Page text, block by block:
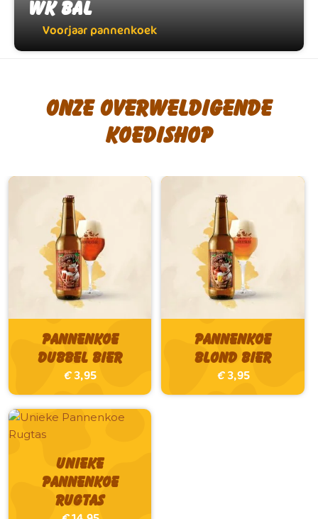
WK bal
Voorjaar pannenkoek
WK bal
Voorjaar pannenkoek
Onze overweldigende
koedishop
Pannenkoe
Dubbel bier
€3,95
Pannenkoe
Blond bier
€3,95
Unieke
Pannenkoe
Rugtas